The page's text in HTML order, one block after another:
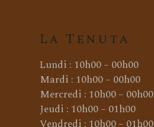
La Tenuta
Lundi : 10h00 – 00h00
Mardi : 10h00 – 00h00
Mercredi : 10h00 – 00h00
Jeudi : 10h00 – 01h00
Vendredi : 10h00 – 01h00